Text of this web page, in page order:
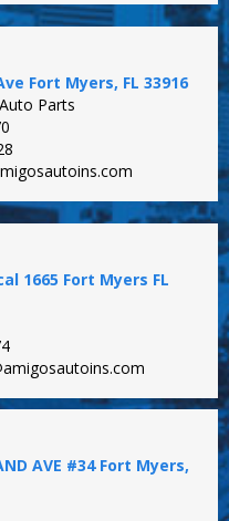
Fort Myers, FL 33916
Parts
1665 Fort Myers FL
AVE #34 Fort Myers,